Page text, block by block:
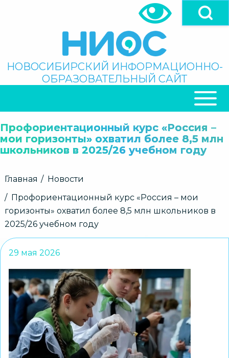
Поиск
НОВОСИБИРСКИЙ ИНФОРМАЦИОННО-
ОБРАЗОВАТЕЛЬНЫЙ САЙТ
НАВИГАЦИЯ
Профориентационный курс «Россия –
мои горизонты» охватил более 8,5 млн
школьников в 2025/26 учебном году
Строка
Главная
Новости
Профориентационный курс «Россия – мои
горизонты» охватил более 8,5 млн школьников в
2025/26 учебном году
29 мая 2026